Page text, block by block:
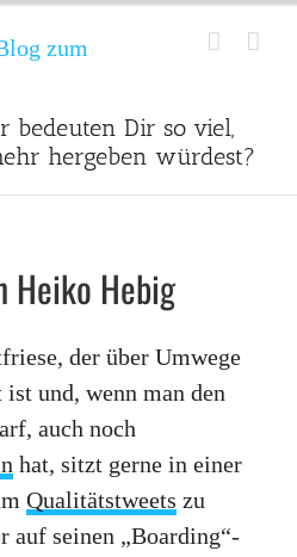
bedeuten Dir so viel,
hergeben würdest?
Heiko Hebig
der über Umwege
ist und, wenn man den
auch noch
hat, sitzt gerne in einer
Qualitätstweets zu
auf seinen „Boarding“-